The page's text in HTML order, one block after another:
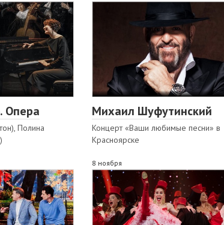
Опера
Полина
Михаил Шуфутинский
Концерт «Ваши любимые песни» в
Красноярске
8 ноября